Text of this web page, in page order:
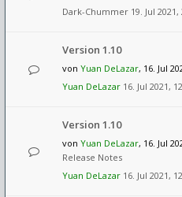
Dark-Chummer 19. Jul 2021,
Version 1.10
von Yuan DeLazar, 16. Jul
Yuan DeLazar 16. Jul 2021,
Version 1.10
von Yuan DeLazar, 16. Jul
Release Notes
Yuan DeLazar 16. Jul 2021,